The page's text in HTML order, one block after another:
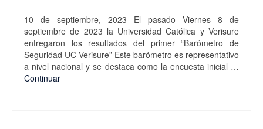
10 de septiembre, 2023 El pasado Viernes 8 de
septiembre de 2023 la Universidad Católica y Verisure
entregaron los resultados del primer “Barómetro de
Seguridad UC-Verisure” Este barómetro es representativo
a nivel nacional y se destaca como la encuesta inicial …
Continuar